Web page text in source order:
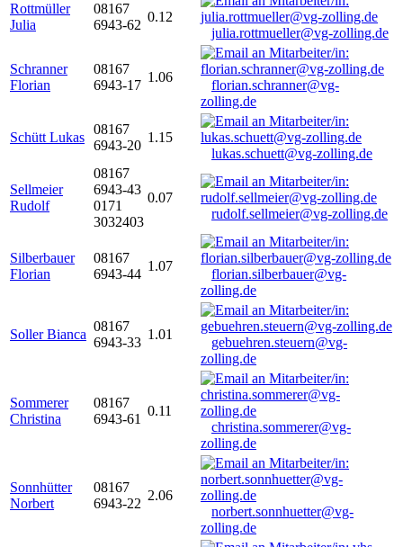
Rottmüller
Julia
08167
6943-62
0.12
julia.rottmueller@vg-zolling.de
Schranner
Florian
08167
6943-17
1.06
florian.schranner@vg-
zolling.de
Schütt Lukas
08167
6943-20
1.15
lukas.schuett@vg-zolling.de
Sellmeier
Rudolf
08167
6943-43
0171
3032403
0.07
rudolf.sellmeier@vg-zolling.de
Silberbauer
Florian
08167
6943-44
1.07
florian.silberbauer@vg-
zolling.de
Soller Bianca
08167
6943-33
1.01
gebuehren.steuern@vg-
zolling.de
Sommerer
Christina
08167
6943-61
0.11
christina.sommerer@vg-
zolling.de
Sonnhütter
Norbert
08167
6943-22
2.06
norbert.sonnhuetter@vg-
zolling.de